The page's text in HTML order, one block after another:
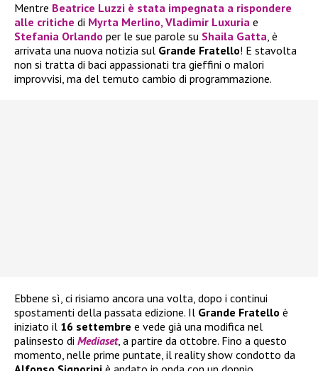
Mentre Beatrice Luzzi è stata impegnata a rispondere
alle critiche di Myrta Merlino, Vladimir Luxuria e
Stefania Orlando per le sue parole su Shaila Gatta, è
arrivata una nuova notizia sul Grande Fratello! E stavolta
non si tratta di baci appassionati tra gieffini o malori
improvvisi, ma del temuto cambio di programmazione.
Ebbene sì, ci risiamo ancora una volta, dopo i continui
spostamenti della passata edizione. Il Grande Fratello è
iniziato il 16 settembre e vede già una modifica nel
palinsesto di Mediaset, a partire da ottobre. Fino a questo
momento, nelle prime puntate, il reality show condotto da